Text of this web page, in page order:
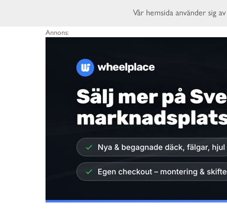
Annons:
Vår hemsida använder sig